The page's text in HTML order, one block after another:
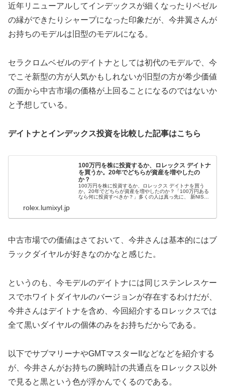
近年リニューアルしてインデックスが細くなったりベゼル
の縁ができたりシャープになった印象だが、今井翼さんが
お持ちのモデルは旧型のモデルになる。
セラクロムベゼルのデイトナとしては初代のモデルで、今
でこそ新型の方が人気かもしれないが旧型の方が希少価値
の面から中古市場の価格が上回ることになるのではないか
と予想している。
デイトナとインデックス投資を比較した記事はこちら
100万円を株に投資するか、ロレックス デイトナ
を買うか。20年でどちらが資産を増やしたの
か？
100万円を株に投資するか、ロレックス デイトナを買う
か。20年でどちらが資産を増やしたのか？「100万円ある
なら何に投資すべきか？」多くの人は真っ先に、 新NISA
rolex.lumixyl.jp
中古市場での価値はさておいて、今井さんは基本的にはブ
ラックダイヤルが好きなのかなと感じた。
というのも、今モデルのデイトナには同じステンレスケー
スでホワイトダイヤルのバージョンが存在するわけだが、
今井さんはデイトナを含め、今回紹介するロレックスでは
全て黒いダイヤルの個体のみをお持ちだからである。
以下でサブマリーナやGMTマスターIIなどなどを紹介する
が、今井さんがお持ちの腕時計の共通点をロレックス以外
で見ると黒という色が浮かんでくるのである。